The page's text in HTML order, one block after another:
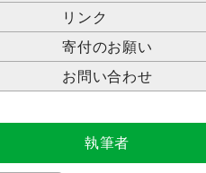
リンク
寄付のお願い
お問い合わせ
執筆者